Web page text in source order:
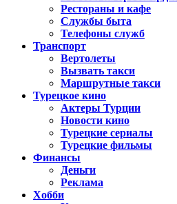
Рестораны и кафе
Службы быта
Телефоны служб
Транспорт
Вертолеты
Вызвать такси
Маршрутные такси
Турецкое кино
Актеры Турции
Новости кино
Турецкие сериалы
Турецкие фильмы
Финансы
Деньги
Реклама
Хобби